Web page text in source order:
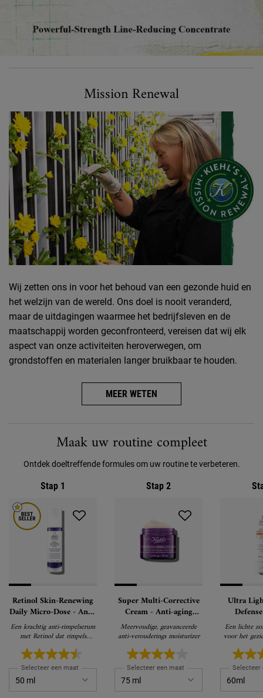
Mission Renewal
Wij zetten ons in voor het behoud van een gezonde huid en
het welzijn van de wereld. Ons doel is nooit veranderd,
maar de uitdagingen waarmee het bedrijfsleven en de
maatschappij worden geconfronteerd, vereisen dat wij elk
aspect van onze activiteiten heroverwegen, om
grondstoffen en materialen langer bruikbaar te houden.
MEER WETEN
Maak uw routine compleet
Ontdek doeltreffende formules om uw routine te verbeteren.
Stap 1
Retinol Skin-Renewing
Daily Micro-Dose - Anti-
Rimpel Serum
Een krachtig anti-rimpelserum
met Retinol dat rimpels
zichtbaar vermindert, de huid
verstevigt en de huidtextuur
verfijnt voor zichtbare
vernieuwing
Selecteer een maat
Stap 2
Super Multi-Corrective
Cream - Anti-aging
Gezichtscrème
Meervoudige, geavanceerde
anti-verouderings moisturizer
Selecteer een maat
Ultra
het
Een lichte
voor het
PA,
Selecteer